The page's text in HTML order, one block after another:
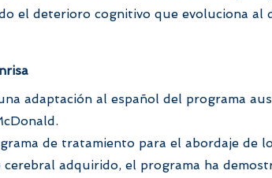
el deterioro cognitivo que evoluciona al
adaptación al español del programa
de tratamiento para el abordaje de
cerebral adquirido, el programa ha